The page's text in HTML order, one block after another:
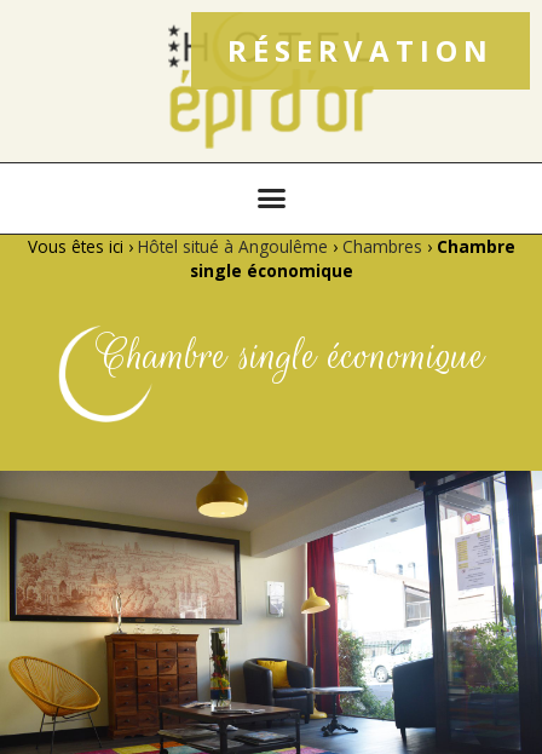
Vous êtes ici › Hôtel situé à Angoulême › Chambres › Chambre
single économique
Chambre single économique
RÉSERVATION